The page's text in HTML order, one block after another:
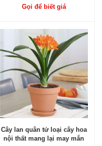
Gọi để biết giá
Cây lan quân tử loại cây hoa
nội thất mang lại may mắn